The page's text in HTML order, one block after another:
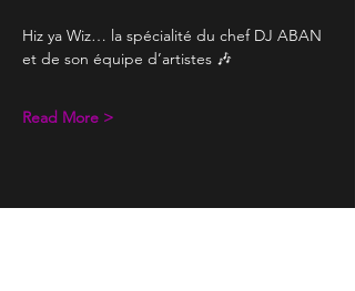
Hiz ya Wiz… la spécialité du chef DJ ABAN
et de son équipe d’artistes 🎶
Read More >